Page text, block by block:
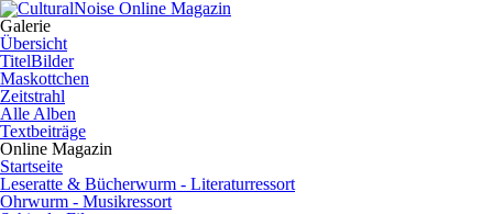
Galerie
Übersicht
TitelBilder
Maskottchen
Zeitstrahl
Alle Alben
Textbeiträge
Online Magazin
Startseite
Leseratte & Bücherwurm - Literaturressort
Ohrwurm - Musikressort